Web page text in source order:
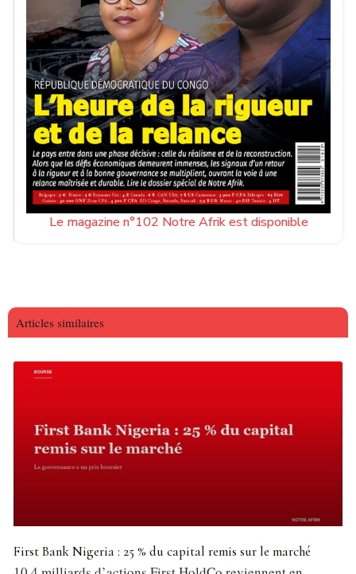
Le magazine n°102 Notre Afrik est disponible
Articles similaires
First Bank Nigeria : 25 % du capital remis sur le marché